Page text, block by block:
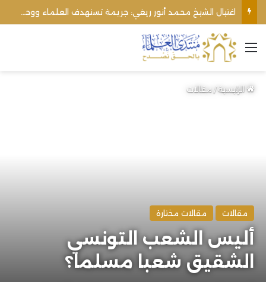
القائمة
الرئيسية/مقالات
مقالات مقالات مختارة
أليس الشعب التونسي
الشقيق شعبا مسلما؟